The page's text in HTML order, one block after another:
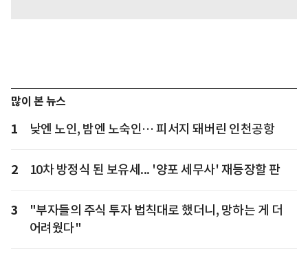
많이 본 뉴스
1 낮엔 노인, 밤엔 노숙인… 피서지 돼버린 인천공항
2 10차 방정식 된 보유세... '양포 세무사' 재등장할 판
3
"부자들의 주식 투자 법칙대로 했더니, 망하는 게 더
어려웠다"